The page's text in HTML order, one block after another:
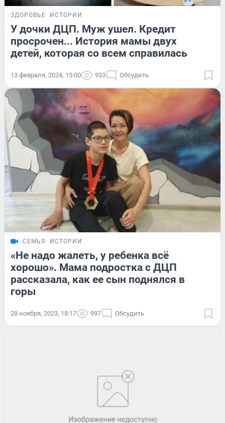
ЗДОРОВЬЕ ИСТОРИИ
У дочки ДЦП. Муж ушел. Кредит
просрочен... История мамы двух
детей, которая со всем справилась
13 февраля, 2024, 15:00 933 Обсудить
СЕМЬЯ ИСТОРИИ
«Не надо жалеть, у ребенка всё
хорошо». Мама подростка с ДЦП
рассказала, как ее сын поднялся в
горы
28 ноября, 2023, 18:17 997 Обсудить